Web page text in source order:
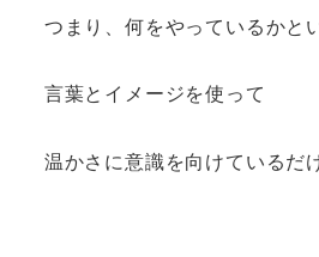
つまり、何をやっているかと
言葉とイメージを使って
温かさに意識を向けているだ